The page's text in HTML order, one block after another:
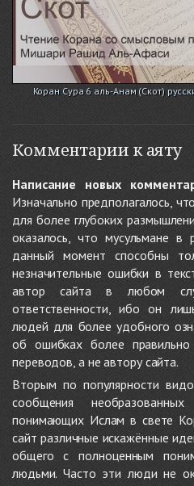
Коран Сура 6 аль-Анам (Скот)
Комментарии к аяту
Написание новых
Изначально предполагалось,
для более глубоких
оказалось, что мусульмане в
данный момент способны
незначительные ошибки в
автор сайта в любом
ответственности, ибо он
людей для более удобного
об ошибках более
переводов, а не автору сайта.
Вторым по популярности
сообщения
понимающих Ислам в свете
сайт различные искажённые
общего с полноценным
людьми. Часто эти люди не